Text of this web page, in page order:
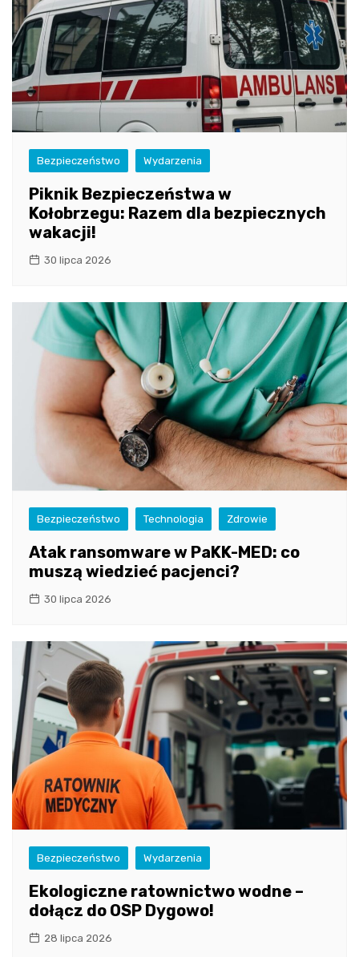
Bezpieczeństwo Wydarzenia
Piknik Bezpieczeństwa w
Kołobrzegu: Razem dla bezpiecznych
wakacji!
30 lipca 2026
Bezpieczeństwo Technologia Zdrowie
Atak ransomware w PaKK-MED: co
muszą wiedzieć pacjenci?
30 lipca 2026
Bezpieczeństwo Wydarzenia
Ekologiczne ratownictwo wodne –
dołącz do OSP Dygowo!
28 lipca 2026